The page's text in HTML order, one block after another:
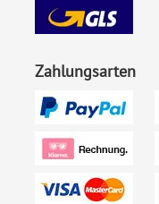
EAN:
Zahlungsarten